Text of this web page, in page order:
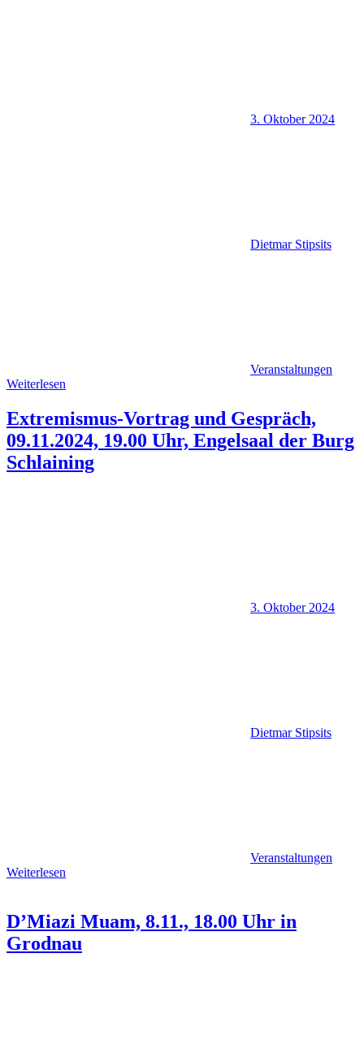
3. Oktober 2024
Dietmar Stipsits
Veranstaltungen
Weiterlesen
Extremismus-Vortrag und Gespräch,
09.11.2024, 19.00 Uhr, Engelsaal der Burg
Schlaining
3. Oktober 2024
Dietmar Stipsits
Veranstaltungen
Weiterlesen
D’Miazi Muam, 8.11., 18.00 Uhr in
Grodnau